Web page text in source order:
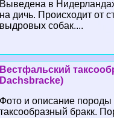
Выведена в
на дичь. Происходит от
выдровых собак....
Вестфальский
Dachsbracke)
Фото и описание породы
таксообразный бpaкк.